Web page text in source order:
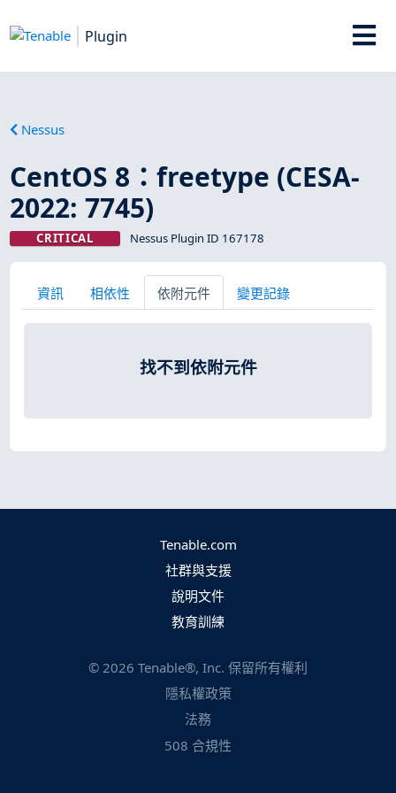
Plugin
Nessus
CentOS 8：freetype (CESA-
2022: 7745)
CRITICAL Nessus Plugin ID 167178
資訊 相依性 依附元件 變更記錄
找不到依附元件
Tenable.com
社群與支援
說明文件
教育訓練
© 2026 Tenable®, Inc. 保留所有權利
隱私權政策
法務
508 合規性